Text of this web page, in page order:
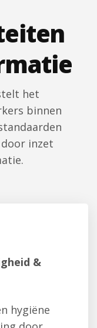
het
binnen
inzet
&
hygiëne